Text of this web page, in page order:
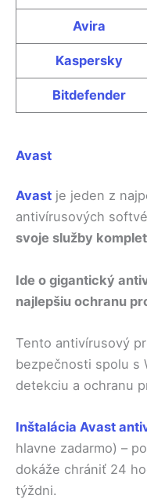
Avira
Kaspersky
Bitdefender
Avast
Avast je jeden z
antivírusových
svoje služby
Ide o gigantický
najlepšiu ochranu
Tento antivírusový
bezpečnosti spolu s
detekciu a ochranu
Inštalácia Avast
hlavne zadarmo) –
dokáže chrániť 24
týždni.